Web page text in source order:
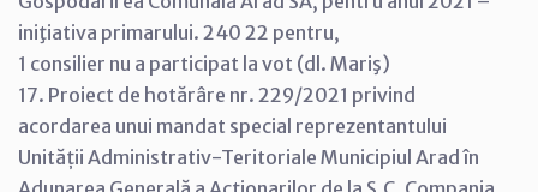
iniţiativa primarului. 240 22 pentru,
1 consilier nu a participat la vot (dl. Mariş)
17. Proiect de hotărâre nr. 229/2021 privind
acordarea unui mandat special reprezentantului
Unității Administrativ-Teritoriale Municipiul Arad în